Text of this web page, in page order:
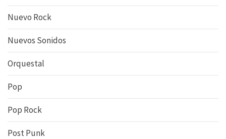
Nuevo Rock
Nuevos Sonidos
Orquestal
Pop
Pop Rock
Post Punk